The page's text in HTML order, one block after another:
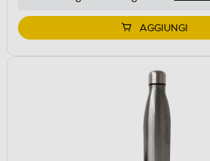
AGGIUNGI